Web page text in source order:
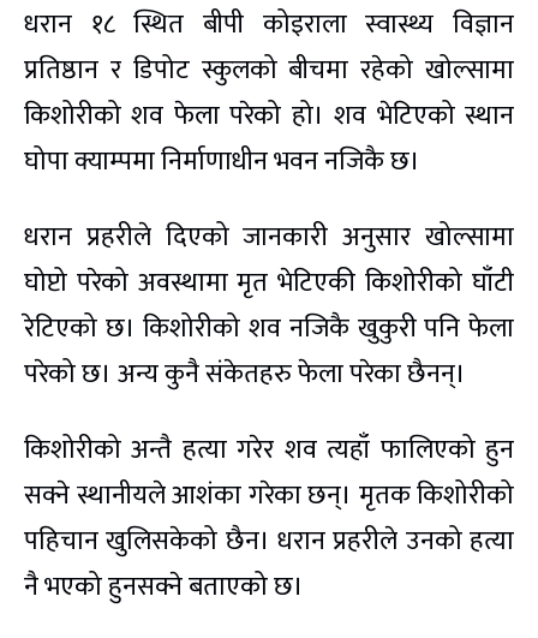
धरान १८ स्थित बीपी कोइराला स्वास्थ्य विज्ञान
प्रतिष्ठान र डिपोट स्कुलको बीचमा रहेको खोल्सामा
किशोरीको शव फेला परेको हो। शव भेटिएको स्थान
घोपा क्याम्पमा निर्माणाधीन भवन नजिकै छ।
धरान प्रहरीले दिएको जानकारी अनुसार खोल्सामा
घोप्टो परेको अवस्थामा मृत भेटिएकी किशोरीको घाँटी
रेटिएको छ। किशोरीको शव नजिकै खुकुरी पनि फेला
परेको छ। अन्य कुनै संकेतहरु फेला परेका छैनन्।
किशोरीको अन्तै हत्या गरेर शव त्यहाँ फालिएको हुन
सक्ने स्थानीयले आशंका गरेका छन्। मृतक किशोरीको
पहिचान खुलिसकेको छैन। धरान प्रहरीले उनको हत्या
नै भएको हुनसक्ने बताएको छ।